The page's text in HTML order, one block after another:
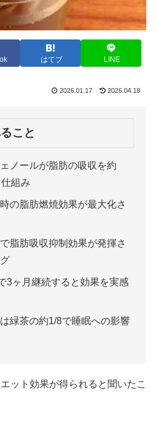
はてブ LINE
2026.01.17 2026.04.18
こと
ノールが脂肪の吸収を約
組み
の脂肪燃焼効果が最大化さ
脂肪吸収抑制効果が発揮さ
3ヶ月継続すると効果を実感
緑茶の約1/8で睡眠への影響
ット効果が得られると聞いたこ